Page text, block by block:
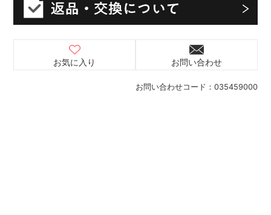
お問い合わせコード： 035459000
お気に入り お問い合わせ